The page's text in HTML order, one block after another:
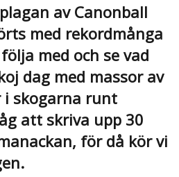
av Canonball
med rekordmånga
med och se vad
dag med massor av
i skogarna runt
att skriva upp 30
för då kör vi